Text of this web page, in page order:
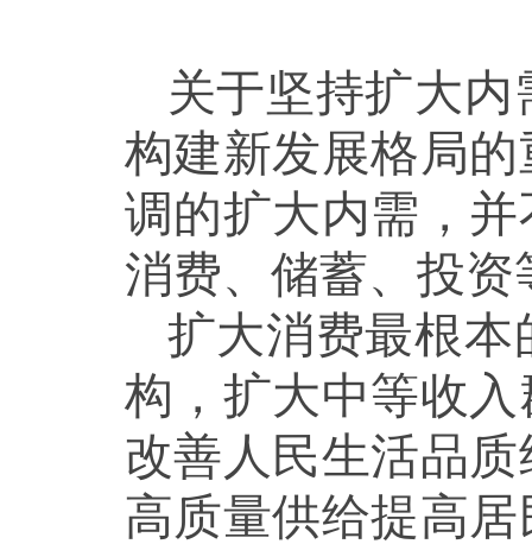
关于坚持扩大
构建新发展格局
调的扩大内需，
消费、储蓄、投
扩大消费最根
构，扩大中等收
改善人民生活品
高质量供给提高